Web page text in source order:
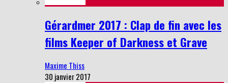
Gérardmer 2017 : Clap de fin avec les
films Keeper of Darkness et Grave
Maxime Thiss
30 janvier 2017